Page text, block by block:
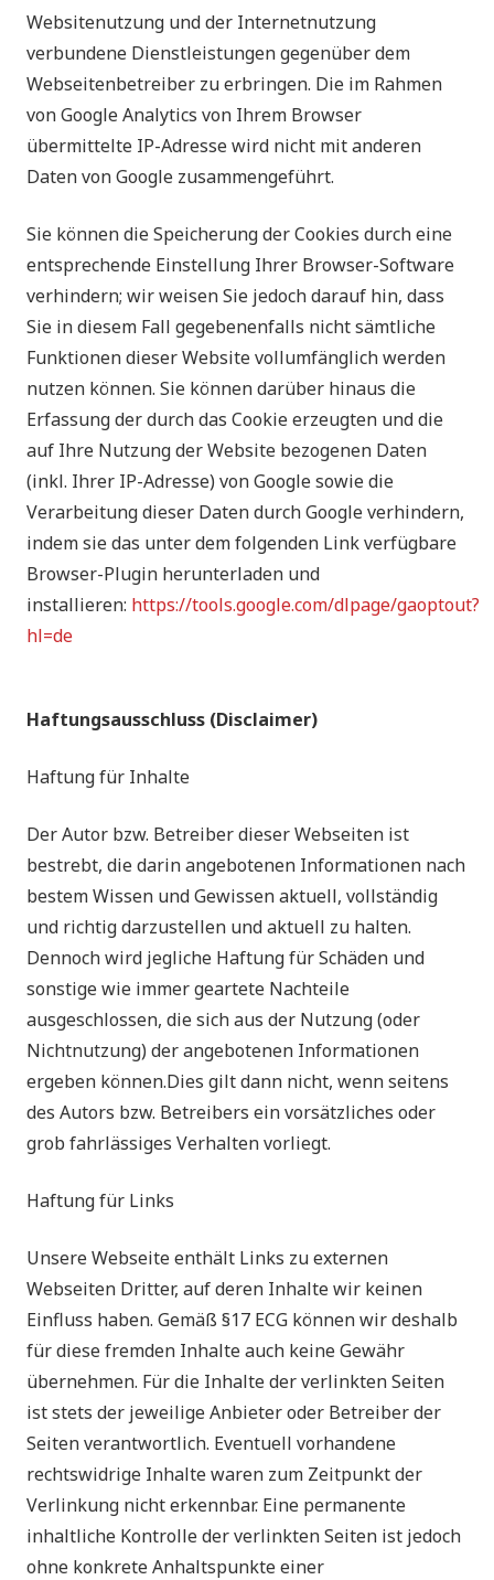
Websitenutzung und der Internetnutzung
verbundene Dienstleistungen gegenüber dem
Webseitenbetreiber zu erbringen. Die im Rahmen
von Google Analytics von Ihrem Browser
übermittelte IP-Adresse wird nicht mit anderen
Daten von Google zusammengeführt.
Sie können die Speicherung der Cookies durch eine
entsprechende Einstellung Ihrer Browser-Software
verhindern; wir weisen Sie jedoch darauf hin, dass
Sie in diesem Fall gegebenenfalls nicht sämtliche
Funktionen dieser Website vollumfänglich werden
nutzen können. Sie können darüber hinaus die
Erfassung der durch das Cookie erzeugten und die
auf Ihre Nutzung der Website bezogenen Daten
(inkl. Ihrer IP-Adresse) von Google sowie die
Verarbeitung dieser Daten durch Google verhindern,
indem sie das unter dem folgenden Link verfügbare
Browser-Plugin herunterladen und
installieren: https://tools.google.com/dlpage/gaoptout?
hl=de
Haftungsausschluss (Disclaimer)
Haftung für Inhalte
Der Autor bzw. Betreiber dieser Webseiten ist
bestrebt, die darin angebotenen Informationen nach
bestem Wissen und Gewissen aktuell, vollständig
und richtig darzustellen und aktuell zu halten.
Dennoch wird jegliche Haftung für Schäden und
sonstige wie immer geartete Nachteile
ausgeschlossen, die sich aus der Nutzung (oder
Nichtnutzung) der angebotenen Informationen
ergeben können.Dies gilt dann nicht, wenn seitens
des Autors bzw. Betreibers ein vorsätzliches oder
grob fahrlässiges Verhalten vorliegt.
Haftung für Links
Unsere Webseite enthält Links zu externen
Webseiten Dritter, auf deren Inhalte wir keinen
Einfluss haben. Gemäß §17 ECG können wir deshalb
für diese fremden Inhalte auch keine Gewähr
übernehmen. Für die Inhalte der verlinkten Seiten
ist stets der jeweilige Anbieter oder Betreiber der
Seiten verantwortlich. Eventuell vorhandene
rechtswidrige Inhalte waren zum Zeitpunkt der
Verlinkung nicht erkennbar. Eine permanente
inhaltliche Kontrolle der verlinkten Seiten ist jedoch
ohne konkrete Anhaltspunkte einer